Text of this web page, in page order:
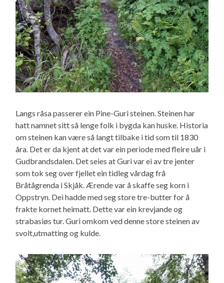
Langs råsa passerer ein Pine-Guri steinen. Steinen har
hatt namnet sitt så lenge folk i bygda kan huske. Historia
om steinen kan være så langt tilbake i tid som til 1830
åra. Det er da kjent at det var ein periode med fleire uår i
Gudbrandsdalen. Det seies at Guri var ei av tre jenter
som tok seg over fjellet ein tidleg vårdag frå
Bråtågrenda i Skjåk. Ærende var å skaffe seg korn i
Oppstryn. Dei hadde med seg store tre-butter for å
frakte kornet heimatt. Dette var ein krevjande og
strabasiøs tur. Guri omkom ved denne store steinen av
svolt,utmatting og kulde.